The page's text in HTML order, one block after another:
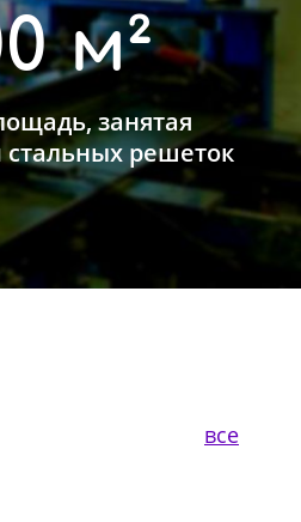
м²
занятая
решеток
все